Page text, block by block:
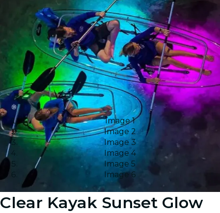
Image 1
Image 2
Image 3
Image 4
Image 5
Image 6
Clear Kayak Sunset Glow